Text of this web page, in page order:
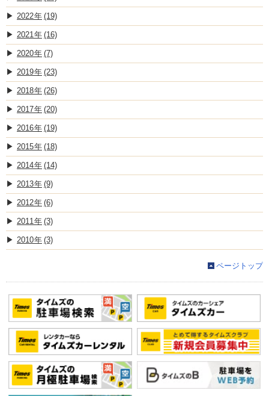
2022 (19)
2021 (16)
2020 (7)
2019 (23)
2018 (26)
2017 (20)
2016 (19)
2015 (18)
2014 (14)
2013 (9)
2012 (6)
2011 (3)
2010 (3)
ページトップ